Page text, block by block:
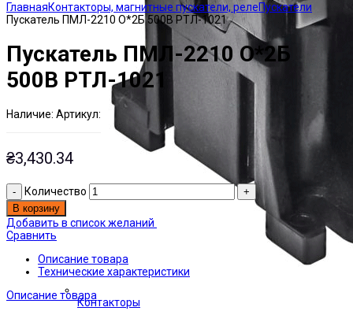
Контакторы
ГлавнаяКонтакторы, магнитные пускатели, релеПускатели
Пускатель ПМЛ-2210 О*2Б 500В РТЛ-1021
Пускатель ПМЛ-2210 О*2Б
500В РТЛ-1021
Наличие: Есть на складе
Артикул:
ЭТАЛ0001536
₴3,430.34
Количество
В корзину
Добавить в список желаний
Сравнить
Описание товара
Технические характеристики
Описание товара